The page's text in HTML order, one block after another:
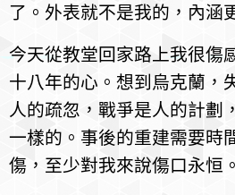
了。外表就不是我的，內涵
今天從教堂回家路上我很傷
十八年的心。想到烏克蘭，
人的疏忽，戰爭是人的計劃
一樣的。事後的重建需要時
傷，至少對我來說傷口永恒。